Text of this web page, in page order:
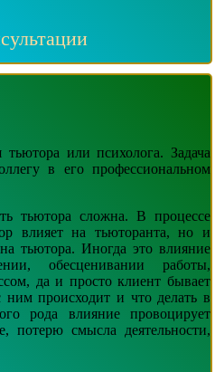
или психолога. Задача
в его профессиональном
тьютора сложна. В процессе
влияет на тьюторанта, но и
тьютора. Иногда это влияние
обесценивании работы,
да и просто клиент бывает
происходит и что делать в
рода влияние провоцирует
потерю смысла деятельности,